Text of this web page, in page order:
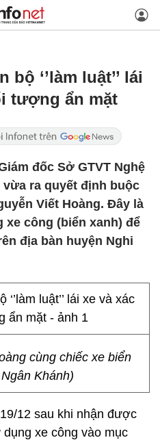
‘’làm luật’’ lái
tượng ẩn mặt
đốc Sở GTVT Nghệ
ra quyết định buộc
Viết Hoàng. Đây là
xe công (biển xanh) để
địa bàn huyện Nghi
cùng chiếc xe biển
Khánh)
12 sau khi nhận được
xe công vào mục